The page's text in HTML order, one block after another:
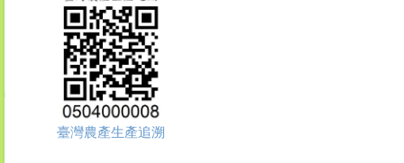
臺灣農產生產追溯